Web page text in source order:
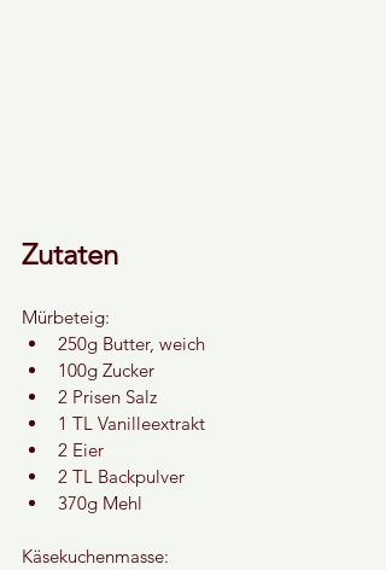
Zutaten
Mürbeteig:
250g Butter, weich
100g Zucker
2 Prisen Salz
1 TL Vanilleextrakt
2 Eier
2 TL Backpulver
370g Mehl
Käsekuchenmasse: